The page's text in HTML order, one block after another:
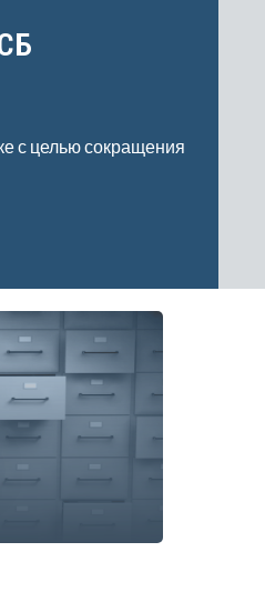
с целью сокращения